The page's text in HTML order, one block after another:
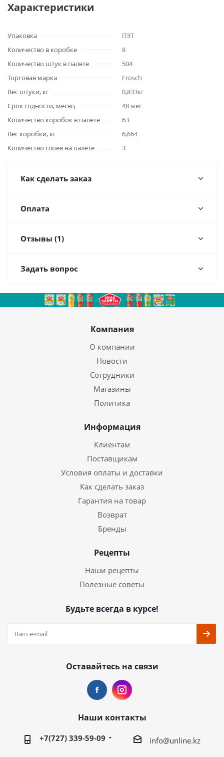
Характеристики
Упаковка
ПЭТ
Количество в коробке
8
Количество штук в палете
504
Торговая марка
Frosch
Вес штуки, кг
0,833кг
Срок годности, месяц
48 мес
Количество коробок в палете
63
Вес коробки, кг
6,664
Количество слоев на палете
3
Как сделать заказ
Оплата
Отзывы (1)
Задать вопрос
Компания
О компании
Новости
Сотрудники
Магазины
Политика
Информация
Клиентам
Поставщикам
Условия оплаты и доставки
Как сделать заказ
Гарантия на товар
Возврат
Бренды
Рецепты
Наши рецепты
Полезные советы
Будьте всегда в курсе!
Оставайтесь на связи
Наши контакты
+7(727) 339-59-09 info@unline.kz